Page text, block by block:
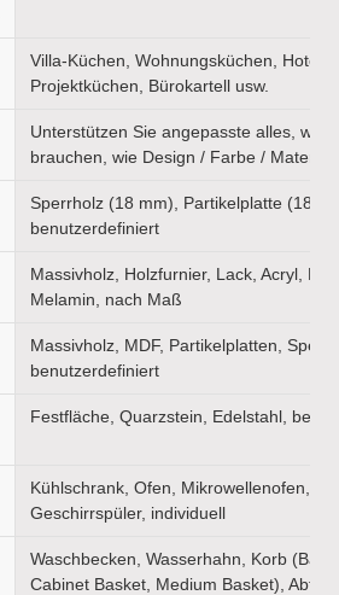
Villa-Küchen, Wohnungsküchen,
Projektküchen, Bürokartell usw.
Unterstützen Sie angepasste alles, was
brauchen, wie Design / Farbe / Material
Sperrholz (18 mm), Partikelplatte (18
benutzerdefiniert
Massivholz, Holzfurnier, Lack, Acryl,
Melamin, nach Maß
Massivholz, MDF, Partikelplatten,
benutzerdefiniert
Festfläche, Quarzstein, Edelstahl,
Kühlschrank, Ofen, Mikrowellenofen,
Geschirrspüler, individuell
Waschbecken, Wasserhahn, Korb
Cabinet Basket, Medium Basket),